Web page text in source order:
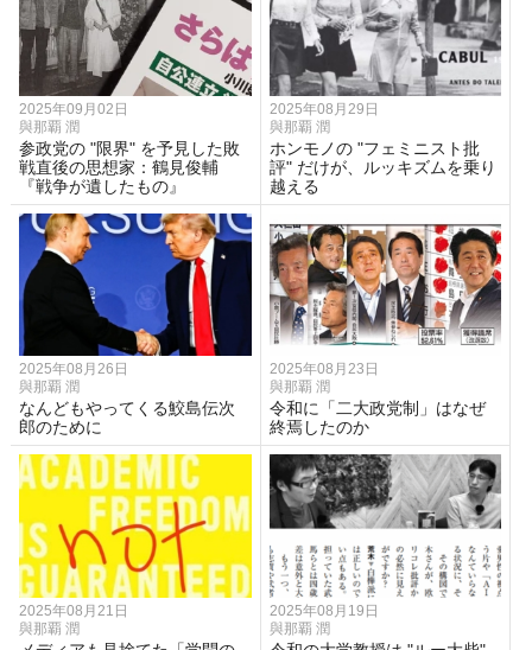
2025年09月02日
與那覇 潤
参政党の "限界" を予見した敗
戦直後の思想家：鶴見俊輔
『戦争が遺したもの』
2025年08月29日
與那覇 潤
ホンモノの "フェミニスト批
評" だけが、ルッキズムを乗り
越える
2025年08月26日
與那覇 潤
なんどもやってくる鮫島伝次
郎のために
2025年08月23日
與那覇 潤
令和に「二大政党制」はなぜ
終焉したのか
2025年08月21日
與那覇 潤
2025年08月19日
與那覇 潤